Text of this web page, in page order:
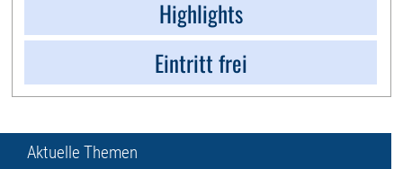
Highlights
Eintritt frei
Aktuelle Themen